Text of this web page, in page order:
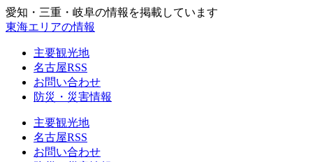
愛知・三重・岐阜の情報を掲載しています
東海エリアの情報
主要観光地
名古屋RSS
お問い合わせ
防災・災害情報
主要観光地
名古屋RSS
お問い合わせ